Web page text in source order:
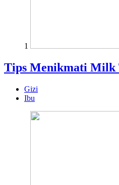
1
Tips Menikmati Milk
Gizi
Ibu